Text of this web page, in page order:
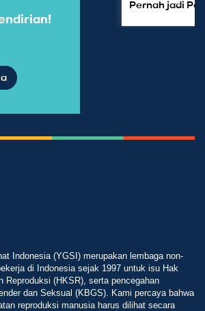
Pernah jadi
Indonesia (YGSI) merupakan lembaga non-
di Indonesia sejak 1997 untuk isu Hak
Reproduksi (HKSR), serta pencegahan
dan Seksual (KBGS). Kami percaya bahwa
reproduksi manusia harus dilihat secara